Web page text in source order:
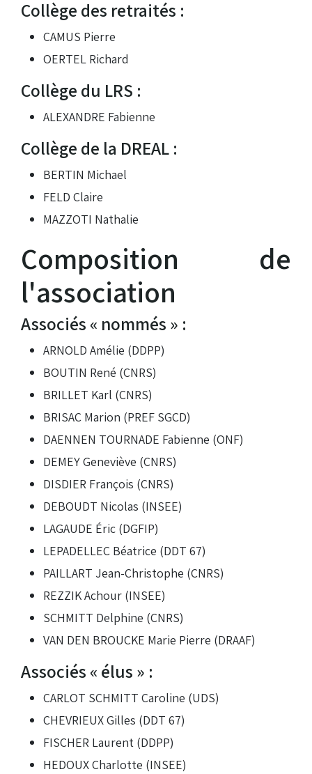
Collège des retraités :
CAMUS Pierre
OERTEL Richard
Collège du LRS :
ALEXANDRE Fabienne
Collège de la DREAL :
BERTIN Michael
FELD Claire
MAZZOTI Nathalie
Composition de
l'association
Associés « nommés » :
ARNOLD Amélie (DDPP)
BOUTIN René (CNRS)
BRILLET Karl (CNRS)
BRISAC Marion (PREF SGCD)
DAENNEN TOURNADE Fabienne (ONF)
DEMEY Geneviève (CNRS)
DISDIER François (CNRS)
DEBOUDT Nicolas (INSEE)
LAGAUDE Éric (DGFIP)
LEPADELLEC Béatrice (DDT 67)
PAILLART Jean-Christophe (CNRS)
REZZIK Achour (INSEE)
SCHMITT Delphine (CNRS)
VAN DEN BROUCKE Marie Pierre (DRAAF)
Associés « élus » :
CARLOT SCHMITT Caroline (UDS)
CHEVRIEUX Gilles (DDT 67)
FISCHER Laurent (DDPP)
HEDOUX Charlotte (INSEE)